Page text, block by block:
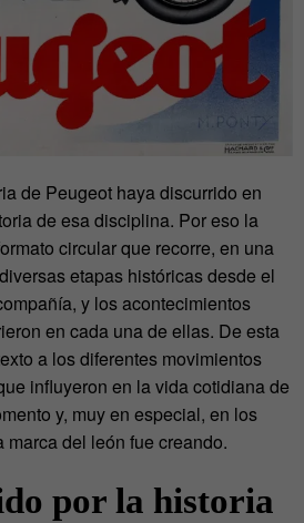
de Peugeot haya discurrido en
de esa disciplina. Por eso la
circular que recorre, en una
etapas históricas desde el
y los acontecimientos
en cada una de ellas. De esta
a los diferentes movimientos
influyeron en la vida cotidiana de
y, muy en especial, en los
marca del león fue creando.
por la historia